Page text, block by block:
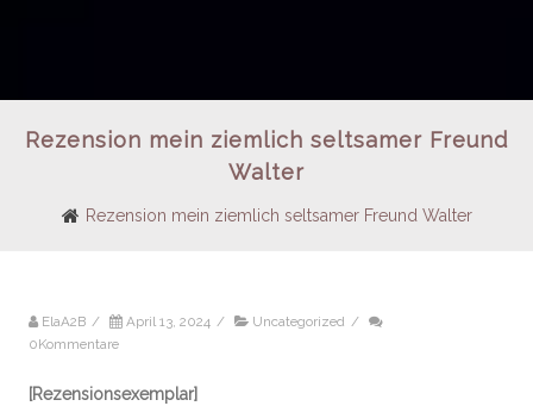
Rezension mein ziemlich seltsamer Freund
Walter
Rezension mein ziemlich seltsamer Freund Walter
ElaA2B / April 13, 2024 / Uncategorized /
0Kommentare
[Rezensionsexemplar]